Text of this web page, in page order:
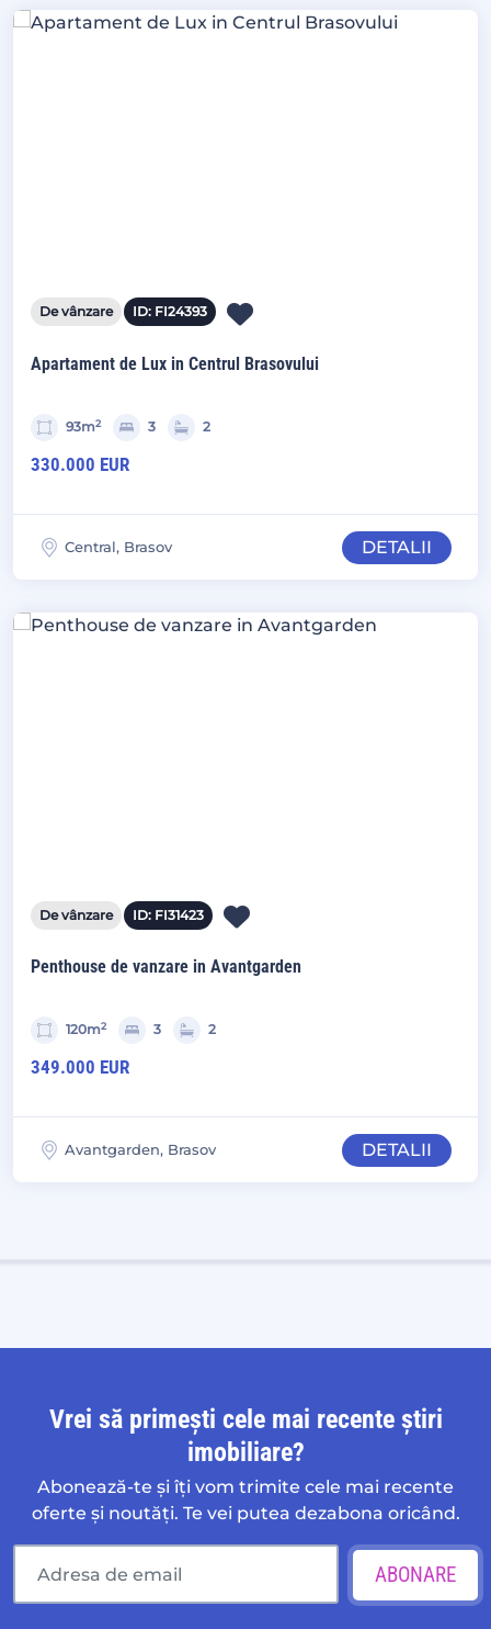
De vânzare ID: FI24393
Apartament de Lux in Centrul Brasovului
93m2 3 2
330.000 EUR
Central, Brasov DETALII
De vânzare ID: FI31423
Penthouse de vanzare in Avantgarden
120m2 3 2
349.000 EUR
Avantgarden, Brasov DETALII
Vrei să primești cele mai recente știri
imobiliare?
Abonează-te și îți vom trimite cele mai recente
oferte și noutăți. Te vei putea dezabona oricând.
ABONARE